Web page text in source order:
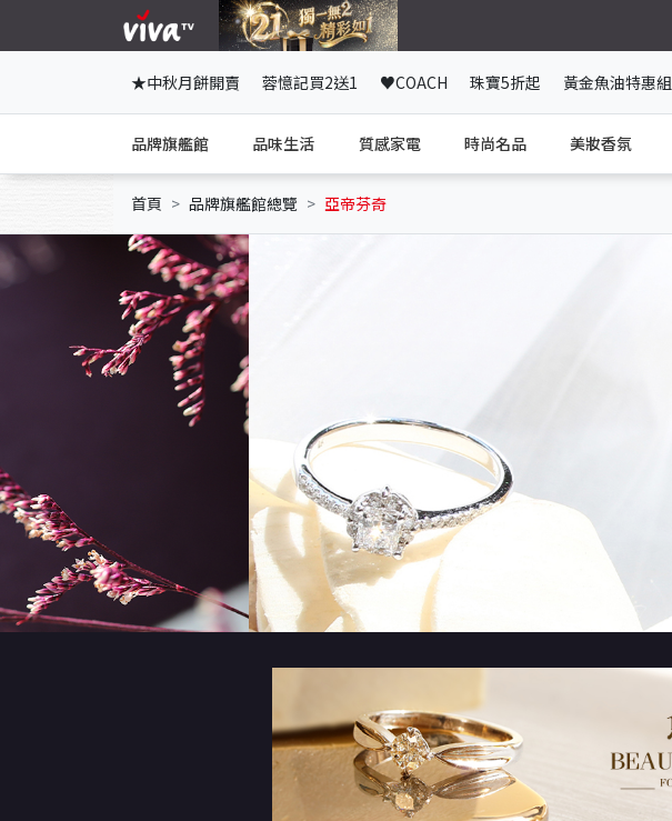
★中秋月餅開賣 蓉憶記買2送1 ♥COACH 珠寶5折起 黃金魚油特惠組
品牌旗艦館 品味生活 質感家電 時尚名品 美妝香氛
首頁 品牌旗艦館總覽 亞帝芬奇